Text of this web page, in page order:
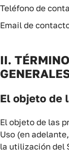
Teléfono de
Email de
II.
El objeto de
El objeto de las
Uso (en
la utilización del